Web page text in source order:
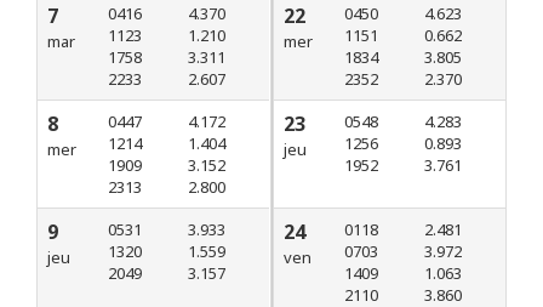
7
mar
0416
1123
1758
2233
4.370
1.210
3.311
2.607
8
mer
0447
1214
1909
2313
4.172
1.404
3.152
2.800
9
jeu
0531
1320
2049
3.933
1.559
3.157
22
mer
0450
1151
1834
2352
4.623
0.662
3.805
2.370
23
jeu
0548
1256
1952
4.283
0.893
3.761
24
ven
0118
0703
1409
2110
2.481
3.972
1.063
3.860